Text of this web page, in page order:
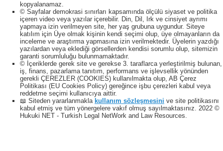
kopyalanamaz.
© Sayfalar demokrasi sınırları kapsamında ölçülü siyaset ve politika
içeren video veya yazılar içerebilir. Din, Dil, Irk ve cinsiyet ayrımı
yapmaya izin verilmeyen site, her yaş grubuna uygundur. Siteye
katılım için Üye olmak kişinin kendi seçimi olup, üye olmayanların da
inceleme ve araştırma yapmasına izin verilmektedir. Üyelerin yazdığı
yazılardan veya eklediği görsellerden kendisi sorumlu olup, sitemizin
garanti sorumluluğu bulunmamaktadır.
© İçeriklerde gerek site ve gerekse 3. taraflarca yerleştirilmiş bulunan,
iş, finans, pazarlama tanıtım, performans ve işlevsellik yönünden
gerekli ÇEREZLER (COOKIES) kullanılmakta olup, AB Çerez
Politikası (EU Cookies Policy) gereğince işbu çerezleri kabul veya
reddetme seçimi kullanıcıya aittir.
📖 Siteden yararlanmakla kullanım sözleşmesini ve site politikasını
kabul etmiş ve tüm yönergelere vakıf olmuş sayılmaktasınız. 2022 ©
Hukuki NET - Turkish Legal NetWork and Law Resources.